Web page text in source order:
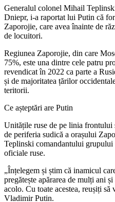
Generalul colonel Mihail
Dniepr, i-a raportat lui Putin că
Zaporojie, care avea înainte de
de locuitori.
Regiunea Zaporojie, din care
75%, este una dintre cele patru
revendicat în 2022 ca parte a
și de majoritatea țărilor
teritorii.
Ce așteptări are Putin
Unitățile ruse de pe linia
de periferia sudică a orașului
Teplinski comandantului
oficiale ruse.
„Înțelegem și știm că inamicul
pregătește apărarea de mulți ani
acolo. Cu toate acestea, reușiți
Vladimir Putin.